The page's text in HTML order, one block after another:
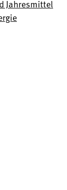
Jahresmittel